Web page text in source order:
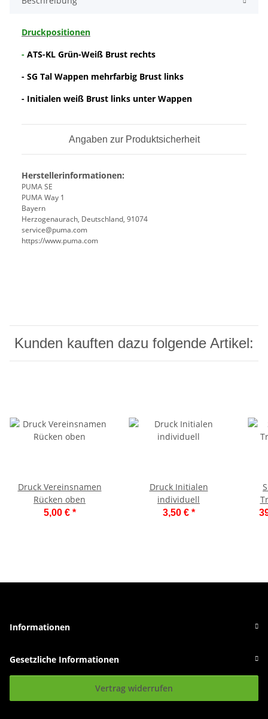
Druckpositionen
- ATS-KL Grün-Weiß Brust rechts
- SG Tal Wappen mehrfarbig Brust links
- Initialen weiß Brust links unter Wappen
Angaben zur Produktsicherheit
Herstellerinformationen:
PUMA SE
PUMA Way 1
Bayern
Herzogenaurach, Deutschland, 91074
service@puma.com
https://www.puma.com
Kunden kauften dazu folgende Artikel:
Druck Vereinsnamen
Rücken oben
5,00 € *
Druck Initialen
individuell
3,50 € *
Informationen
Gesetzliche Informationen
Vertrag widerrufen